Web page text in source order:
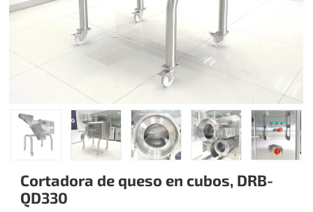
Cortadora de queso en cubos, DRB-
QD330